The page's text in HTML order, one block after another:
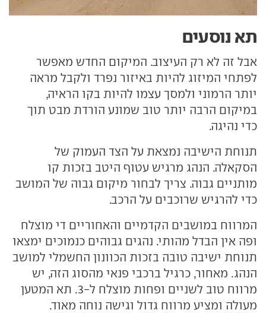
תא נוסעים
אבל זה לא רק העיצוב. המיקום החדש מאפשר
לפתחי המיזוג להיות באיזור נפרד ולקבל מראה
יותר הרמוני ולמסך עצמו להיות בקו הראיה,
במיקום הרבה יותר טוב שמונע הורדת מבט תוך
כדי נהיגה.
תנוחת הישיבה נמצאת על הצד העמוק של
הסקאלה. הנהג מרגיש עטוף היטב בזכות קו
מותניים גבוה. צריך לבחור מיקום גבוה של המושב
כדי להרגיש שרוכבים על הרכב.
המרווח במושבים הקדמיים והאחוריים די מוצלח
ופה אין הבדל מהותי. נהגים גבוהים כנמוכים ימצאו
תנוחת ישיבה טובה בזכות הכוונון החשמלי למושב
הנהג. מאחור, כרגיל ברכבי פנאי מהסוג הזה, יש
מרווח טוב לשניים ופחות מוצלח ל-3. תא המטען
מעולה ומציע מרווח גדול וגישה נוחה מאוד.